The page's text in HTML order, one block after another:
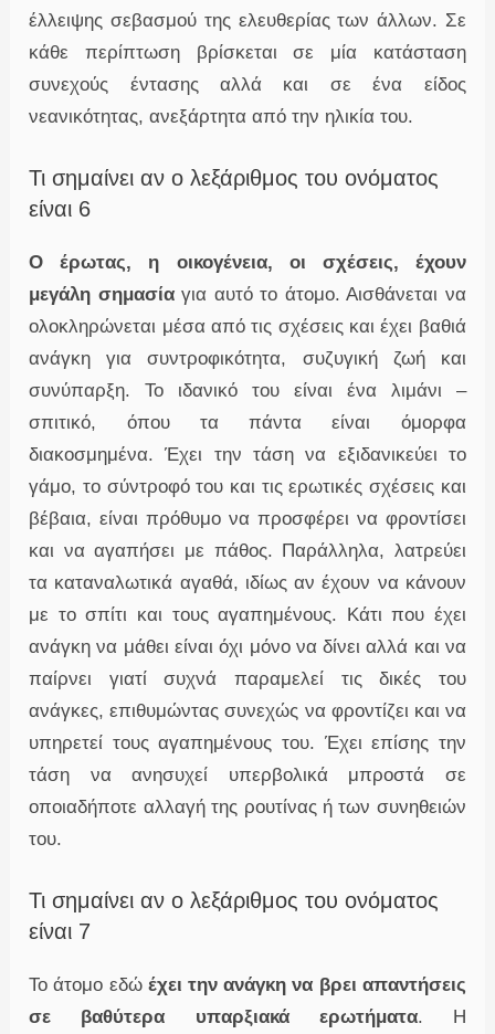
έλλειψης σεβασμού της ελευθερίας των άλλων. Σε
κάθε περίπτωση βρίσκεται σε μία κατάσταση
συνεχούς έντασης αλλά και σε ένα είδος
νεανικότητας, ανεξάρτητα από την ηλικία του.
Τι σημαίνει αν ο λεξάριθμος του ονόματος
είναι 6
Ο έρωτας, η οικογένεια, οι σχέσεις, έχουν
μεγάλη σημασίαγια αυτό το άτομο. Αισθάνεται να
ολοκληρώνεται μέσα από τις σχέσεις και έχει βαθιά
ανάγκη για συντροφικότητα, συζυγική ζωή και
συνύπαρξη. Το ιδανικό του είναι ένα λιμάνι –
σπιτικό, όπου τα πάντα είναι όμορφα
διακοσμημένα. Έχει την τάση να εξιδανικεύει το
γάμο, το σύντροφό του και τις ερωτικές σχέσεις και
βέβαια, είναι πρόθυμο να προσφέρει να φροντίσει
και να αγαπήσει με πάθος. Παράλληλα, λατρεύει
τα καταναλωτικά αγαθά, ιδίως αν έχουν να κάνουν
με το σπίτι και τους αγαπημένους. Κάτι που έχει
ανάγκη να μάθει είναι όχι μόνο να δίνει αλλά και να
παίρνει γιατί συχνά παραμελεί τις δικές του
ανάγκες, επιθυμώντας συνεχώς να φροντίζει και να
υπηρετεί τους αγαπημένους του. Έχει επίσης την
τάση να ανησυχεί υπερβολικά μπροστά σε
οποιαδήποτε αλλαγή της ρουτίνας ή των συνηθειών
του.
Τι σημαίνει αν ο λεξάριθμος του ονόματος
είναι 7
Το άτομο εδώ έχει την ανάγκη να βρει απαντήσεις
σε βαθύτερα υπαρξιακά ερωτήματα. Η